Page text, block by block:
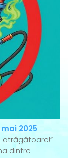
mai 2025
atrăgătoare!”
dintre